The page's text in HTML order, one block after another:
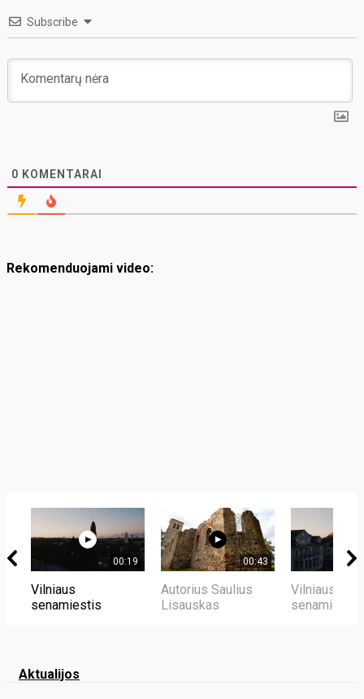
Subscribe
0 KOMENTARAI
Rekomenduojami video:
00:19
Vilniaus
senamiestis
00:43
Autorius Saulius
Lisauskas
Vilniaus
senamiestis
Aktualijos